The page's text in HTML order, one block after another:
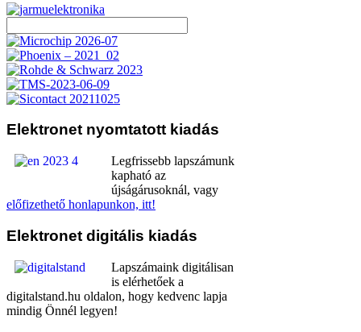
Elektronet nyomtatott kiadás
Legfrissebb lapszámunk
kapható az
újságárusoknál, vagy
előfizethető honlapunkon, itt!
Elektronet digitális kiadás
Lapszámaink digitálisan
is elérhetőek a
digitalstand.hu oldalon, hogy kedvenc lapja
mindig Önnél legyen!